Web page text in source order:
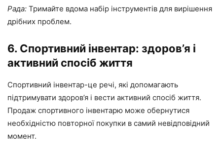
Рада: Тримайте вдома набір інструментів для вирішення
дрібних проблем.
6. Спортивний інвентар: здоров’я і
активний спосіб життя
Спортивний інвентар-це речі, які допомагають
підтримувати здоров’я і вести активний спосіб життя.
Продаж спортивного інвентарю може обернутися
необхідністю повторної покупки в самий невідповідний
момент.